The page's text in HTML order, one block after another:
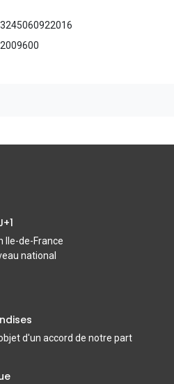
3245060922016
2009600
Ile-de-France
national
d'un accord de notre part